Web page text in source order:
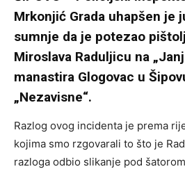
Mrkonjić Grada uhapšen je
sumnje da je potezao
Miroslava Raduljicu na
manastira Glogovac u
„Nezavisne“.
Razlog ovog incidenta je prema
kojima smo rzgovarali to što je
razloga odbio slikanje pod